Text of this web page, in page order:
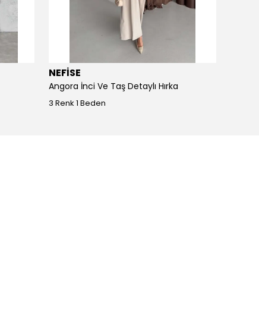
NEFİSE
Angora İnci Ve Taş Detaylı Hırka
3 Renk 1 Beden